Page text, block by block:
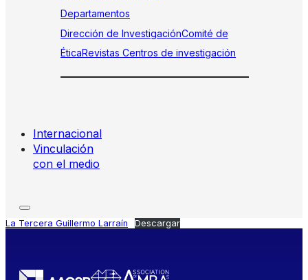
Departamentos
Dirección de InvestigaciónComité de
ÉticaRevistas Centros de investigación
Internacional
Vinculación
con el medio
La Tercera Guillermo Larraín Descargar